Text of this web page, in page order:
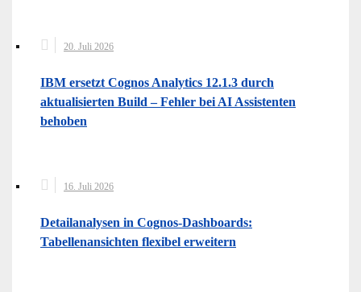
20. Juli 2026
IBM ersetzt Cognos Analytics 12.1.3 durch
aktualisierten Build – Fehler bei AI Assistenten
behoben
16. Juli 2026
Detailanalysen in Cognos-Dashboards:
Tabellenansichten flexibel erweitern